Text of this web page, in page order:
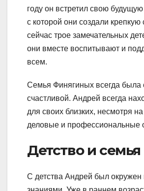
году он встретил свою будущую
с которой они создали
сейчас трое замечательных
они вместе воспитывают и
всем.
Семья Финягиных всегда была
счастливой. Андрей всегда
для своих близких, несмотря
деловые и профессиональные
Детство и семья
С детства Андрей был окружен